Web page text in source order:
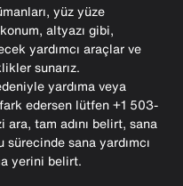
yüz yüze
altyazı gibi,
yardımcı araçlar ve
sunarız.
yardıma veya
edersen lütfen +1 503-
tam adını belirt, sana
sana yardımcı
yerini belirt.